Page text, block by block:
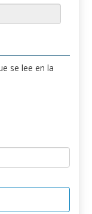
se lee en la